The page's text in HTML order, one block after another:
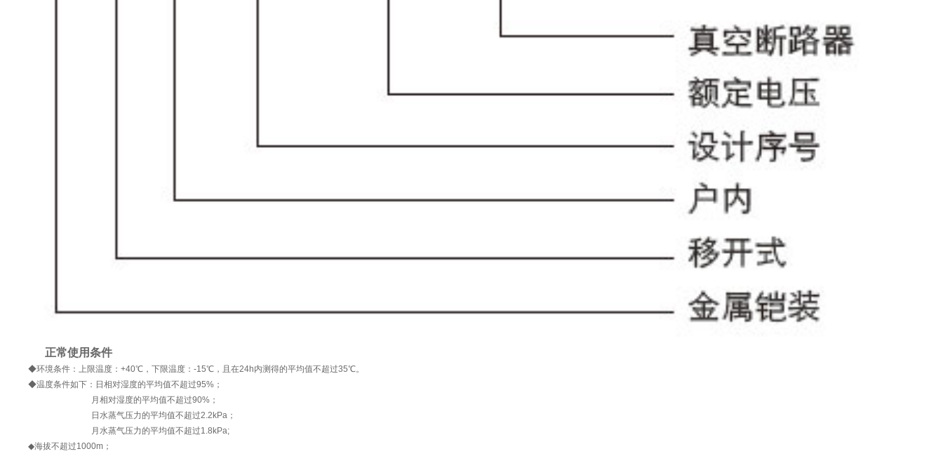
正常使用条件
◆环境条件：上限温度：+40℃，下限温度：-15℃，且在24h内测得的平均值不超过35℃。
◆温度条件如下：日相对湿度的平均值不超过95%；
月相对湿度的平均值不超过90%；
日水蒸气压力的平均值不超过2.2kPa；
月水蒸气压力的平均值不超过1.8kPa;
◆海拔不超过1000m；